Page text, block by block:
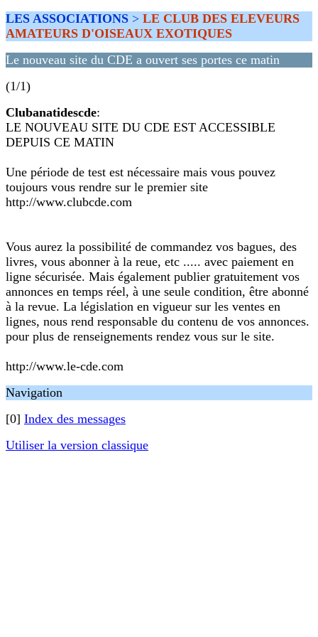
LES ASSOCIATIONS > LE CLUB DES ELEVEURS
AMATEURS D'OISEAUX EXOTIQUES
Le nouveau site du CDE a ouvert ses portes ce matin
(1/1)
Clubanatidescde:
LE NOUVEAU SITE DU CDE EST ACCESSIBLE
DEPUIS CE MATIN
Une période de test est nécessaire mais vous pouvez
toujours vous rendre sur le premier site
http://www.clubcde.com
Vous aurez la possibilité de commandez vos bagues, des
livres, vous abonner à la reue, etc ..... avec paiement en
ligne sécurisée. Mais également publier gratuitement vos
annonces en temps réel, à une seule condition, être abonné
à la revue. La législation en vigueur sur les ventes en
lignes, nous rend responsable du contenu de vos annonces.
pour plus de renseignements rendez vous sur le site.
http://www.le-cde.com
Navigation
[0] Index des messages
Utiliser la version classique